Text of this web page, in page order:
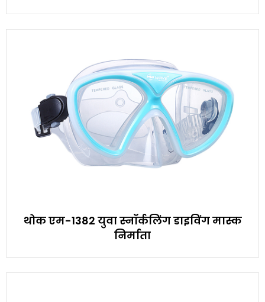
थोक एम-1382 युवा स्नॉर्कलिंग डाइविंग मास्क
निर्माता